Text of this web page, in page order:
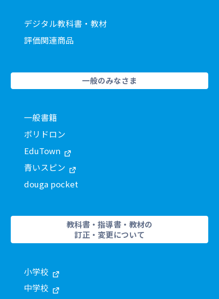
デジタル教科書・教材
評価関連商品
一般のみなさま
一般書籍
ポリドロン
EduTown
青いスピン
douga pocket
教科書・指導書・教材の
訂正・変更について
小学校
中学校